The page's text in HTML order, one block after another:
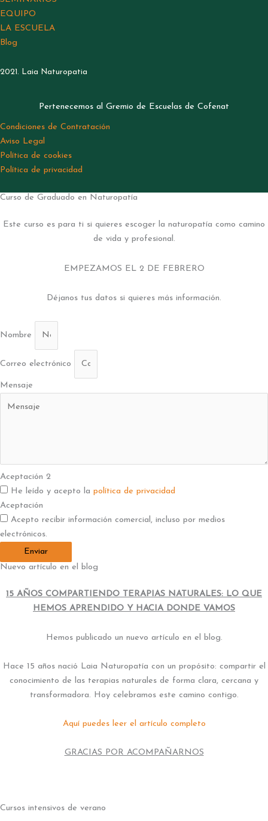
EQUIPO
LA ESCUELA
Blog
2021. Laia Naturopatia
Pertenecemos al Gremio de Escuelas de Cofenat
Condiciones de Contratación
Aviso Legal
Política de cookies
Política de privacidad
Curso de Graduado en Naturopatía
Este curso es para ti si quieres escoger la naturopatía como camino
de vida y profesional.
EMPEZAMOS EL 2 DE FEBRERO
Déjanos tus datos si quieres más información.
Nombre
Correo electrónico
Mensaje
Aceptación 2
He leído y acepto la política de privacidad
Aceptación
Acepto recibir información comercial, incluso por medios
electrónicos.
Enviar
Nuevo artículo en el blog
15 AÑOS COMPARTIENDO TERAPIAS NATURALES: LO QUE
HEMOS APRENDIDO Y HACIA DONDE VAMOS
Hemos publicado un nuevo artículo en el blog.
Hace 15 años nació Laia Naturopatía con un propósito: compartir el
conocimiento de las terapias naturales de forma clara, cercana y
transformadora. Hoy celebramos este camino contigo.
Aquí puedes leer el artículo completo
GRACIAS POR ACOMPAÑARNOS
Cursos intensivos de verano